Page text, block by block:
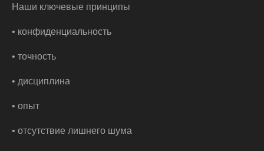
Наши ключевые принципы
• конфиденциальность
• точность
• дисциплина
• опыт
• отсутствие лишнего шума